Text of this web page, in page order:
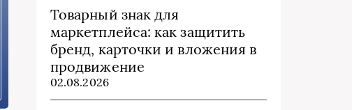
Товарный знак для
маркетплейса: как защитить
бренд, карточки и вложения в
продвижение
02.08.2026